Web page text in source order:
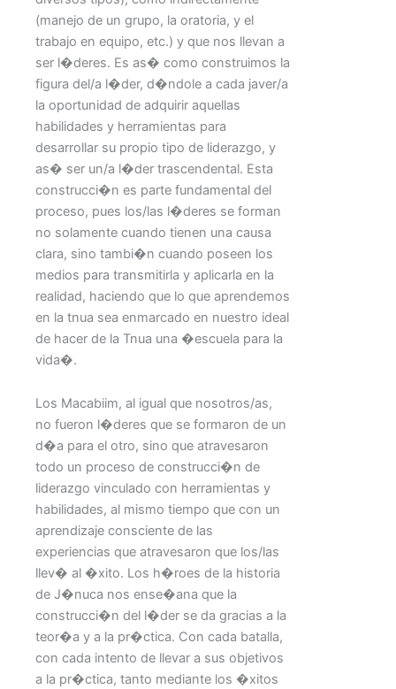
(manejo de un grupo, la oratoria, y el
trabajo en equipo, etc.) y que nos llevan a
ser l�deres. Es as� como construimos la
figura del/a l�der, d�ndole a cada javer/a
la oportunidad de adquirir aquellas
habilidades y herramientas para
desarrollar su propio tipo de liderazgo, y
as� ser un/a l�der trascendental. Esta
construcci�n es parte fundamental del
proceso, pues los/las l�deres se forman
no solamente cuando tienen una causa
clara, sino tambi�n cuando poseen los
medios para transmitirla y aplicarla en la
realidad, haciendo que lo que aprendemos
en la tnua sea enmarcado en nuestro ideal
de hacer de la Tnua una �escuela para la
vida�.
Los Macabiim, al igual que nosotros/as,
no fueron l�deres que se formaron de un
d�a para el otro, sino que atravesaron
todo un proceso de construcci�n de
liderazgo vinculado con herramientas y
habilidades, al mismo tiempo que con un
aprendizaje consciente de las
experiencias que atravesaron que los/las
llev� al �xito. Los h�roes de la historia
de J�nuca nos ense�ana que la
construcci�n del l�der se da gracias a la
teor�a y a la pr�ctica. Con cada batalla,
con cada intento de llevar a sus objetivos
a la pr�ctica, tanto mediante los �xitos